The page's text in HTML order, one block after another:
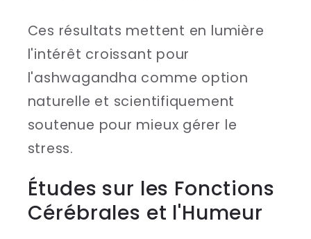
Ces résultats mettent en lumière
l'intérêt croissant pour
l'ashwagandha comme option
naturelle et scientifiquement
soutenue pour mieux gérer le
stress.
Études sur les Fonctions
Cérébrales et l'Humeur